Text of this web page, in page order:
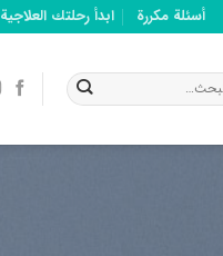
أسئلة مكررة ابدأ رحلتك العلاجية